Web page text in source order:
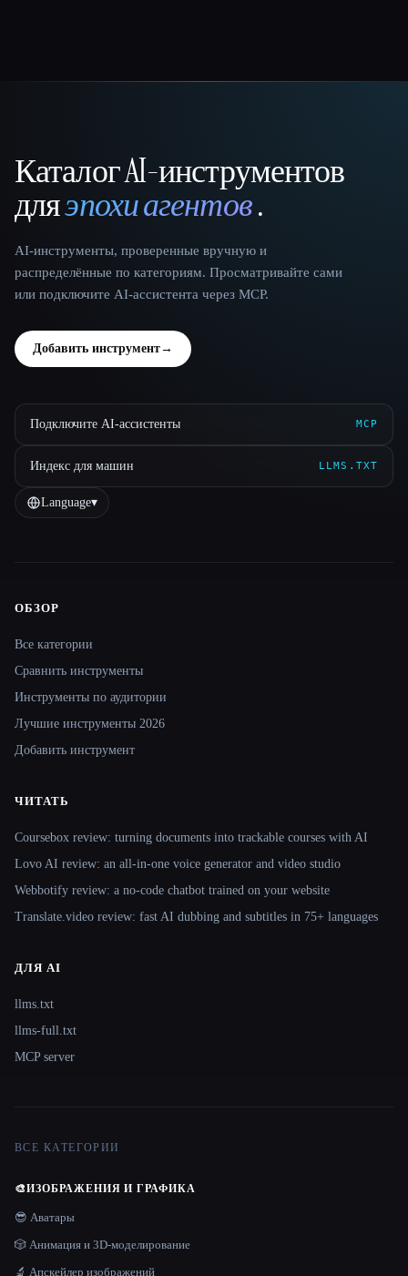
That AI Collection
Каталог AI-инструментов
дляэпохи агентов.
AI-инструменты, проверенные вручную и
распределённые по категориям. Просматривайте сами
или подключите AI-ассистента через MCP.
Добавить инструмент→
Подключите AI-ассистенты MCP
Индекс для машин LLMS.TXT
Language▾
Site navigation
ОБЗОР
Все категории
Сравнить инструменты
Инструменты по аудитории
Лучшие инструменты 2026
Добавить инструмент
ЧИТАТЬ
Coursebox review: turning documents into trackable courses with AI
Lovo AI review: an all-in-one voice generator and video studio
Webbotify review: a no-code chatbot trained on your website
Translate.video review: fast AI dubbing and subtitles in 75+ languages
ДЛЯ AI
llms.txt
llms-full.txt
MCP server
ВСЕ КАТЕГОРИИ
🎨ИЗОБРАЖЕНИЯ И ГРАФИКА
😎 Аватары
🎲 Анимация и 3D-моделирование
🔬 Апскейлер изображений